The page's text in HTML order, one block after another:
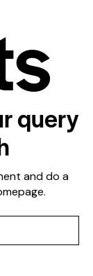
query
and do a
.